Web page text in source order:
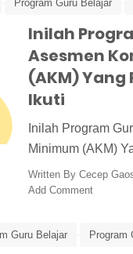
Program Guru Belajar
Minimum
Inilah
Asesmen
(AKM) Yang
Ikuti
Inilah Program
Minimum (AKM)
Written By Cecep
Add Comment
Guru Belajar Program